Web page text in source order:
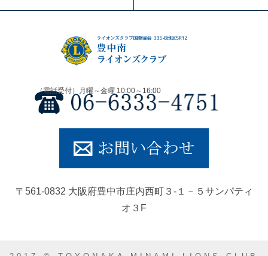
〒561-0832 大阪府豊中市庄内西町３-１－５サンパティ
オ３F